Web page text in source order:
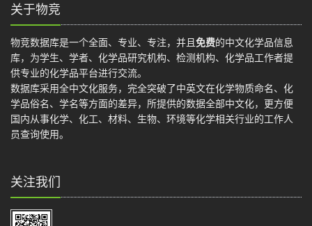
关于物竞
物竞数据库是一个全面、专业、专注，并且 免费的中文化学品信息
库，为学生、学者、化学品研究机构、检测机构、化学品工作者提
供专业的化学品平台进行交流。
数据库采用全中文化服务，完全突破了中英文在化学物质命名、化
学品俗名、学名等方面的差异，所提供的数据全部中文化，更方便
国内从事化学、化工、材料、生物、环境等化学相关行业的工作人
员查询使用。
关注我们